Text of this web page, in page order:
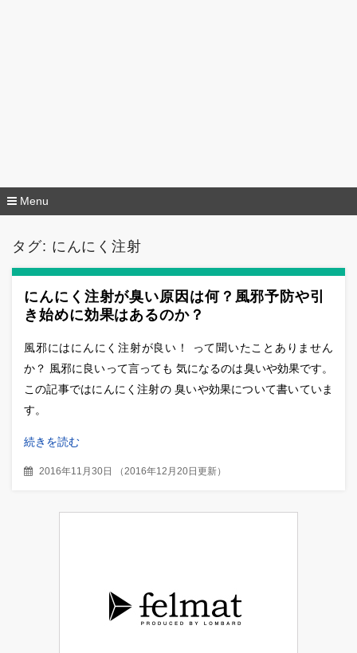
Menu
タグ: にんにく注射
にんにく注射が臭い原因は何？風邪予防や引
き始めに効果はあるのか？
風邪にはにんにく注射が良い！ って聞いたことありません
か？ 風邪に良いって言っても 気になるのは臭いや効果です。
この記事ではにんにく注射の 臭いや効果について書いていま
す。
続きを読む
2016年11月30日 （ 2016年12月20日更新）